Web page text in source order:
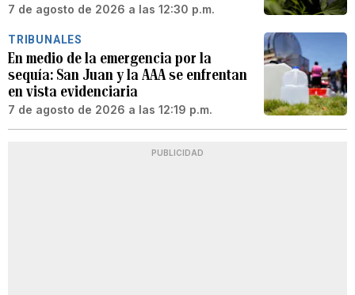
7 de agosto de 2026 a las 12:30 p.m.
TRIBUNALES
En medio de la emergencia por la
sequía: San Juan y la AAA se enfrentan
en vista evidenciaria
7 de agosto de 2026 a las 12:19 p.m.
PUBLICIDAD